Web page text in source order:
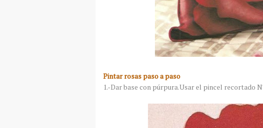
Pintar rosas paso a paso
1.-Dar base con púrpura.Usar el pincel recortado